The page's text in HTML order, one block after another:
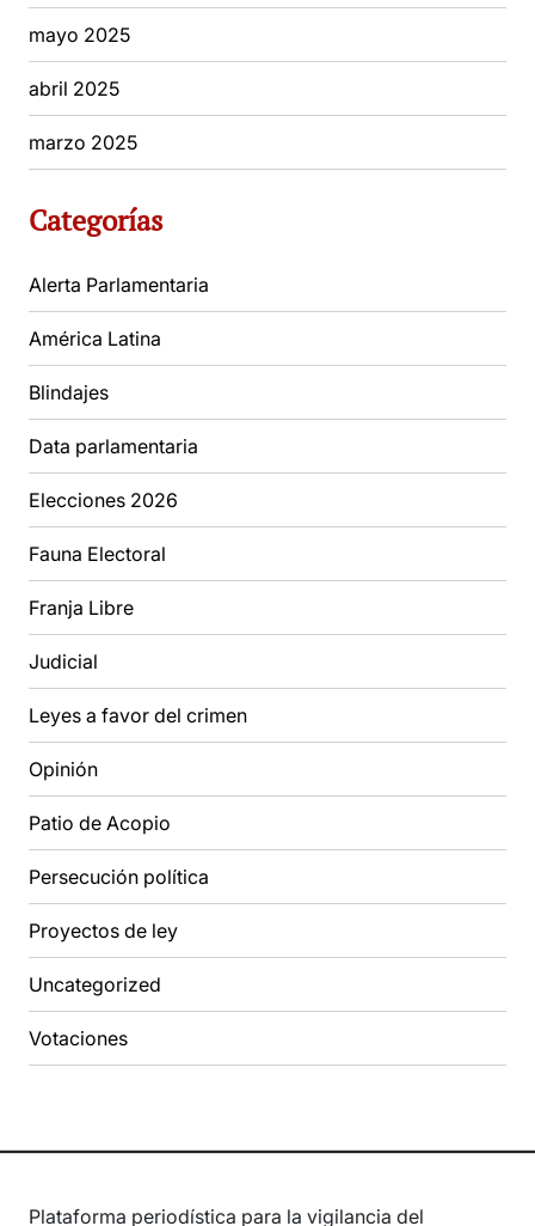
mayo 2025
abril 2025
marzo 2025
Categorías
Alerta Parlamentaria
América Latina
Blindajes
Data parlamentaria
Elecciones 2026
Fauna Electoral
Franja Libre
Judicial
Leyes a favor del crimen
Opinión
Patio de Acopio
Persecución política
Proyectos de ley
Uncategorized
Votaciones
Plataforma periodística para la vigilancia del